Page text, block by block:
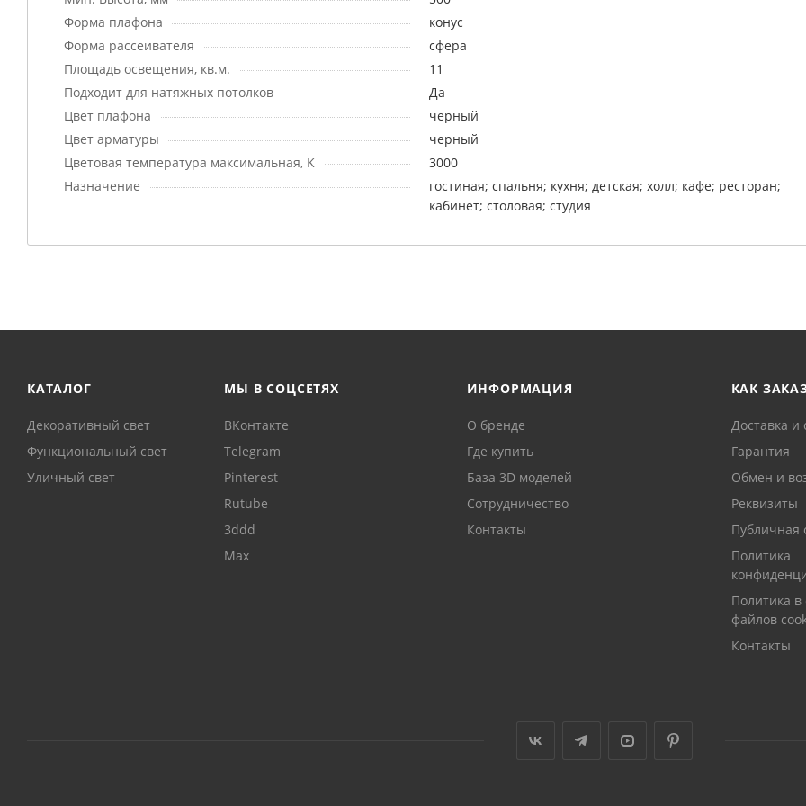
Форма плафона
конус
Форма рассеивателя
сфера
Площадь освещения, кв.м.
11
Подходит для натяжных потолков
Да
Цвет плафона
черный
Цвет арматуры
черный
Цветовая температура максимальная, K
3000
Назначение
гостиная; спальня; кухня; детская; холл; кафе; ресторан;
кабинет; столовая; студия
КАТАЛОГ
Декоративный свет
Функциональный свет
Уличный свет
МЫ В СОЦСЕТЯХ
ВКонтакте
Telegram
Pinterest
Rutube
3ddd
Max
ИНФОРМАЦИЯ
О бренде
Где купить
База 3D моделей
Сотрудничество
Контакты
КАК
Доставка и
Гарантия
Обмен и
Реквизиты
Публичная
Политика
Политика
файлов
Контакты